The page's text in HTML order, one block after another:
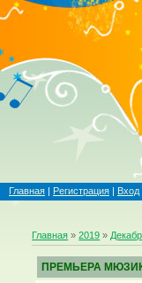
Главная | Регистрация | Вход
Главная »2019 »
ПРЕМЬЕРА